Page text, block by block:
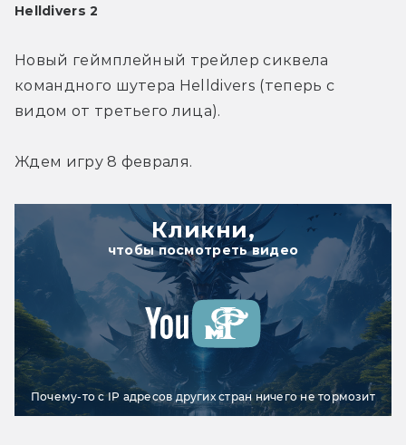
Helldivers 2
Новый геймплейный трейлер сиквела
командного шутера Helldivers (теперь с
видом от третьего лица).
Ждем игру 8 февраля.
Кликни,
чтобы посмотреть видео
Почему-то с IP адресов других стран ничего не тормозит